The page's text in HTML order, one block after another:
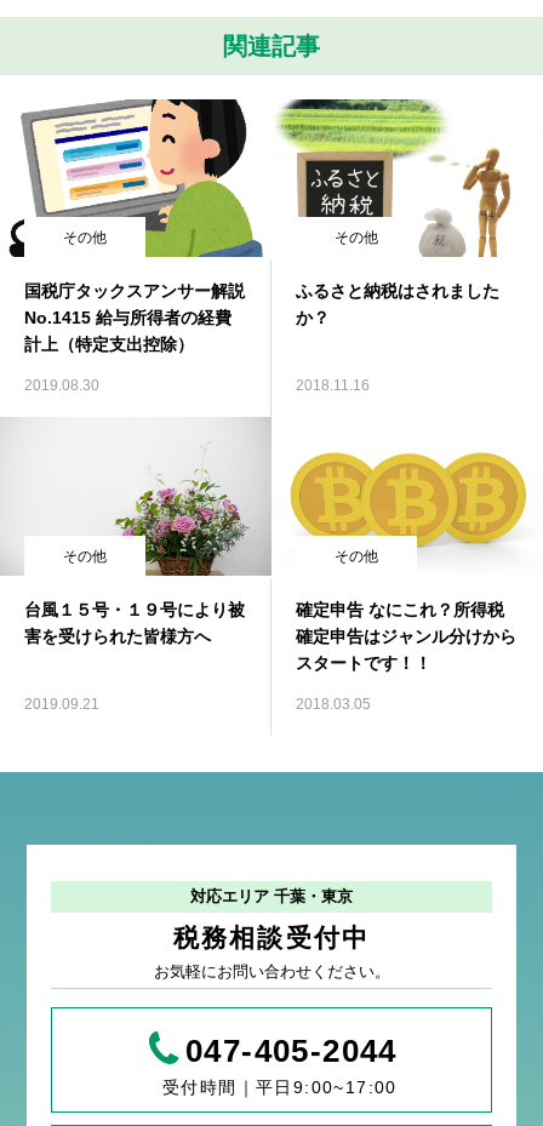
関連記事
その他
国税庁タックスアンサー解説
No.1415 給与所得者の経費
計上（特定支出控除）
2019.08.30
その他
ふるさと納税はされました
か？
2018.11.16
その他
台風１５号・１９号により被
害を受けられた皆様方へ
2019.09.21
その他
確定申告 なにこれ？所得税
確定申告はジャンル分けから
スタートです！！
2018.03.05
対応エリア 千葉・東京
税務相談受付中
お気軽にお問い合わせください。
047-405-2044
受付時間｜平日9:00~17:00